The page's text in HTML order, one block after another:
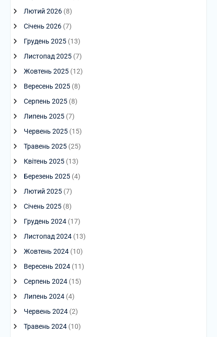
Лютий 2026(8)
Січень 2026(7)
Грудень 2025(13)
Листопад 2025(7)
Жовтень 2025(12)
Вересень 2025(8)
Серпень 2025(8)
Липень 2025(7)
Червень 2025(15)
Травень 2025(25)
Квітень 2025(13)
Березень 2025(4)
Лютий 2025(7)
Січень 2025(8)
Грудень 2024(17)
Листопад 2024(13)
Жовтень 2024(10)
Вересень 2024(11)
Серпень 2024(15)
Липень 2024(4)
Червень 2024(2)
Травень 2024(10)